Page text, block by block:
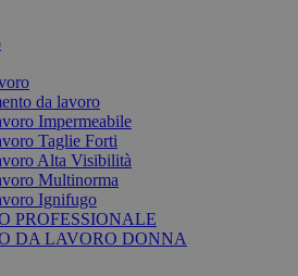
da lavoro
Impermeabile
Taglie Forti
Alta Visibilità
Multinorma
Ignifugo
PROFESSIONALE
DA LAVORO DONNA